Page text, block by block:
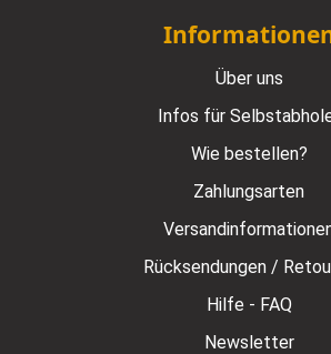
Über uns
Infos für
Wie bestellen?
Zahlungsarten
Rücksendungen /
Hilfe - FAQ
Newsletter